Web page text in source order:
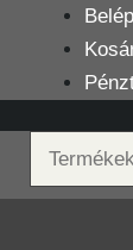
tartalomba
Keresés